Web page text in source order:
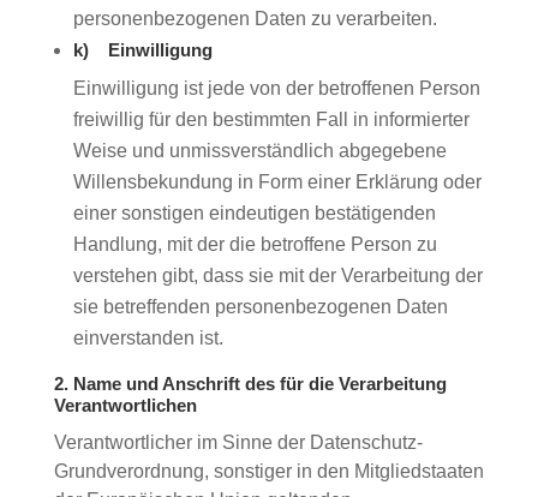
personenbezogenen Daten zu verarbeiten.
k) Einwilligung
Einwilligung ist jede von der betroffenen Person
freiwillig für den bestimmten Fall in informierter
Weise und unmissverständlich abgegebene
Willensbekundung in Form einer Erklärung oder
einer sonstigen eindeutigen bestätigenden
Handlung, mit der die betroffene Person zu
verstehen gibt, dass sie mit der Verarbeitung der
sie betreffenden personenbezogenen Daten
einverstanden ist.
2. Name und Anschrift des für die Verarbeitung
Verantwortlichen
Verantwortlicher im Sinne der Datenschutz-
Grundverordnung, sonstiger in den Mitgliedstaaten